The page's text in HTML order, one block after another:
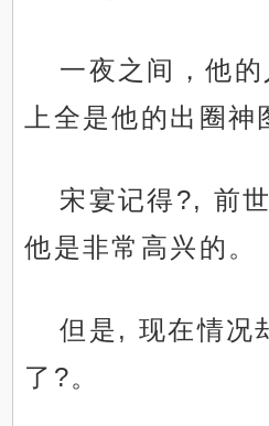
一夜之间，他
上全是他的出圈神
宋宴记得?, 前
他是非常高兴的。
但是, 现在情况
了?。